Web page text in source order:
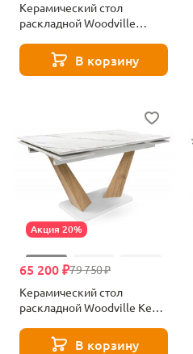
Керамический стол
раскладной Woodville
/ золото 588029В корзину
Акция 20%
79 750 ₽
65 200 ₽
Керамический стол
раскладной Woodville Кели
588011
В корзину